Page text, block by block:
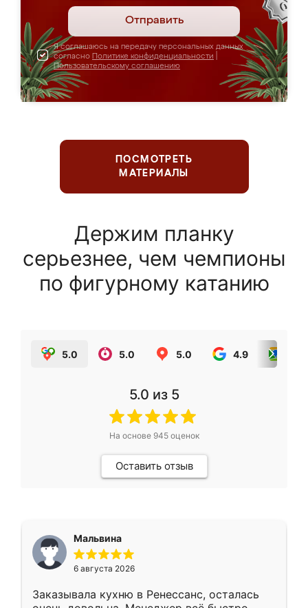
Отправить
Я соглашаюсь на передачу персональных данных
согласно Политике конфиденциальности
Пользовательскому соглашению
ПОСМОТРЕТЬ
МАТЕРИАЛЫ
Держим планку
серьезнее, чем чемпионы
по фигурному катанию
5.0 5.0 5.0 4.9
5.0 из 5
На основе 945оценок
Оставить отзыв
Мальвина
6 августа 2026
Заказывала кухню в Ренессанс, осталась